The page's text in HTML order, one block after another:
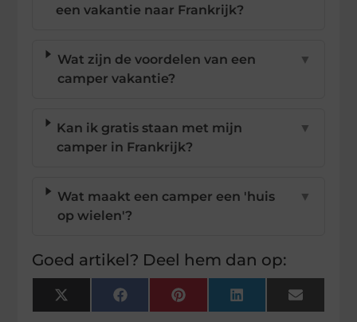
een vakantie naar Frankrijk?
Wat zijn de voordelen van een
camper vakantie?
▼
Kan ik gratis staan met mijn
camper in Frankrijk?
▼
Wat maakt een camper een 'huis
op wielen'?
▼
Goed artikel? Deel hem dan op:
X
(Twitter)
FacebookPinterestLinkedInEmail